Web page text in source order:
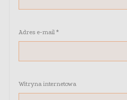
Adres e-mail *
Witryna internetowa